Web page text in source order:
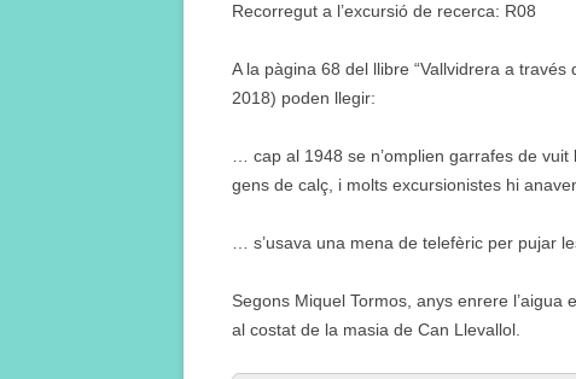
Recorregut a l’excursió de recerca: R08
A la pàgina 68 del llibre “Vallvidrera a
2018) poden llegir:
… cap al 1948 se n’omplien garrafes de
gens de calç, i molts excursionistes hi
… s’usava una mena de telefèric per pujar
Segons Miquel Tormos, anys enrere
al costat de la masia de Can Llevallol.